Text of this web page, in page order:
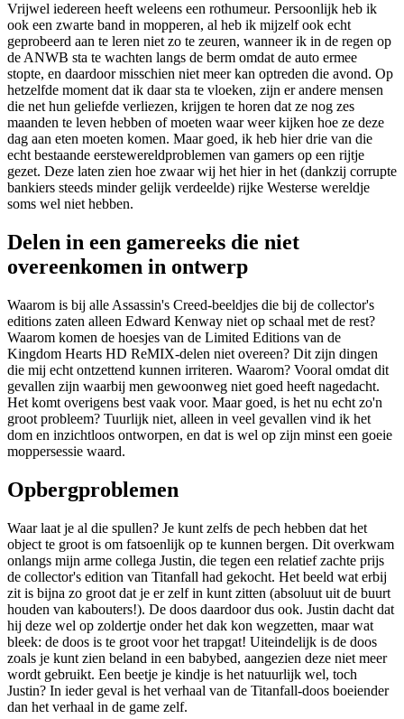
Vrijwel iedereen heeft weleens een rothumeur. Persoonlijk heb ik
ook een zwarte band in mopperen, al heb ik mijzelf ook echt
geprobeerd aan te leren niet zo te zeuren, wanneer ik in de regen op
de ANWB sta te wachten langs de berm omdat de auto ermee
stopte, en daardoor misschien niet meer kan optreden die avond. Op
hetzelfde moment dat ik daar sta te vloeken, zijn er andere mensen
die net hun geliefde verliezen, krijgen te horen dat ze nog zes
maanden te leven hebben of moeten waar weer kijken hoe ze deze
dag aan eten moeten komen. Maar goed, ik heb hier drie van die
echt bestaande eerstewereldproblemen van gamers op een rijtje
gezet. Deze laten zien hoe zwaar wij het hier in het (dankzij corrupte
bankiers steeds minder gelijk verdeelde) rijke Westerse wereldje
soms wel niet hebben.
Delen in een gamereeks die niet
overeenkomen in ontwerp
Waarom is bij alle Assassin's Creed-beeldjes die bij de collector's
editions zaten alleen Edward Kenway niet op schaal met de rest?
Waarom komen de hoesjes van de Limited Editions van de
Kingdom Hearts HD ReMIX-delen niet overeen? Dit zijn dingen
die mij echt ontzettend kunnen irriteren. Waarom? Vooral omdat dit
gevallen zijn waarbij men gewoonweg niet goed heeft nagedacht.
Het komt overigens best vaak voor. Maar goed, is het nu echt zo'n
groot probleem? Tuurlijk niet, alleen in veel gevallen vind ik het
dom en inzichtloos ontworpen, en dat is wel op zijn minst een goeie
moppersessie waard.
Opbergproblemen
Waar laat je al die spullen? Je kunt zelfs de pech hebben dat het
object te groot is om fatsoenlijk op te kunnen bergen. Dit overkwam
onlangs mijn arme collega Justin, die tegen een relatief zachte prijs
de collector's edition van Titanfall had gekocht. Het beeld wat erbij
zit is bijna zo groot dat je er zelf in kunt zitten (absoluut uit de buurt
houden van kabouters!). De doos daardoor dus ook. Justin dacht dat
hij deze wel op zoldertje onder het dak kon wegzetten, maar wat
bleek: de doos is te groot voor het trapgat! Uiteindelijk is de doos
zoals je kunt zien beland in een babybed, aangezien deze niet meer
wordt gebruikt. Een beetje je kindje is het natuurlijk wel, toch
Justin? In ieder geval is het verhaal van de Titanfall-doos boeiender
dan het verhaal in de game zelf.